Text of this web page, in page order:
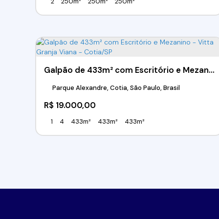
Galpão de 433m² com Escritório e Mezanino - Vitta Granja Viana - Cotia/SP
R$ 19.000,00
Parque Alexandre, Cotia, São Paulo, Brasil
1 4 433m² 433m² 433m²